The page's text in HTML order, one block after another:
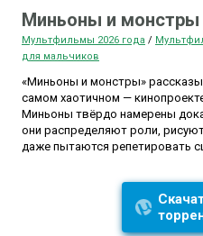
Миньоны и монстры
Мультфильмы 2026 года /
для мальчиков
«Миньоны и монстры»
самом хаотичном —
Миньоны твёрдо намерены
они распределяют роли,
даже пытаются репетировать